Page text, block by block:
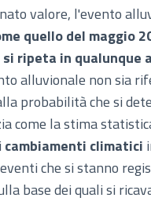
valore, l'evento
quello del maggio
ripeta in qualunque
alluvionale non sia
probabilità che si
come la stima
cambiamenti climatici
che si stanno
base dei quali si